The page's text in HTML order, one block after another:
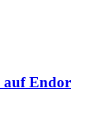
auf Endor